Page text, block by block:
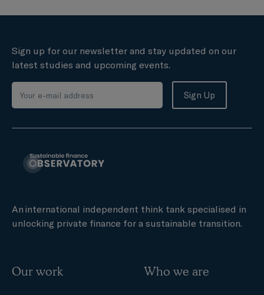
Sign up for our newsletter and stay updated on our
latest studies and upcoming events.
An international independent think tank specialised in
unlocking private finance for a sustainable transition.
Our work Who we are